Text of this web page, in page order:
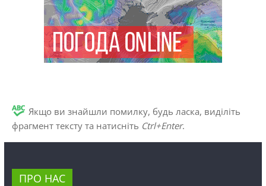
Якщо ви знайшли помилку, будь ласка, виділіть
фрагмент тексту та натисніть Ctrl+Enter.
ПРО НАС